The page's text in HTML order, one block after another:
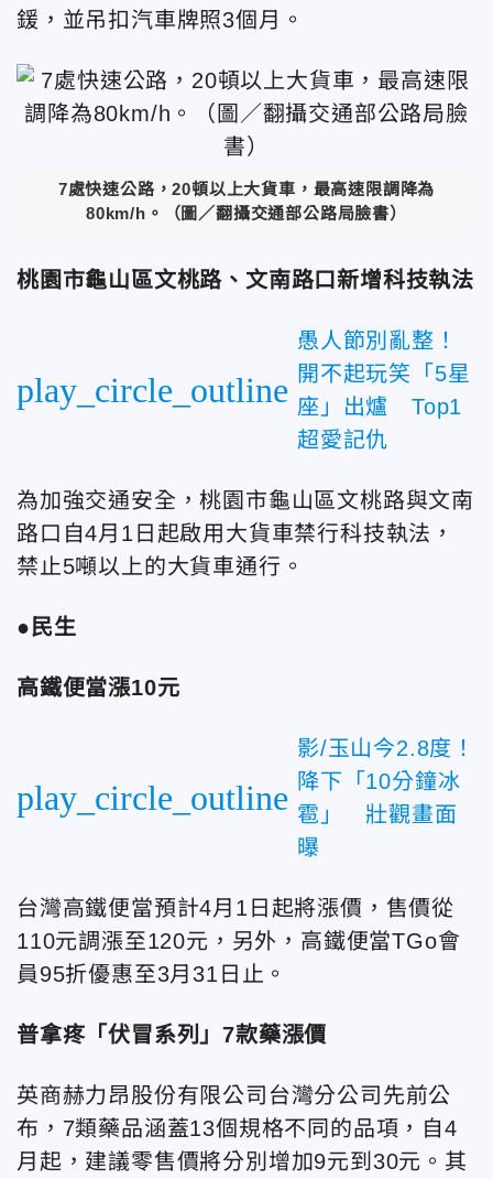
鍰，並吊扣汽車牌照3個月。
7處快速公路，20頓以上大貨車，最高速限調降為
80km/h。（圖／翻攝交通部公路局臉書）
桃園市龜山區文桃路、文南路口新增科技執法
play_circle_outline
愚人節別亂整！
開不起玩笑「5星
座」出爐 Top1
超愛記仇
為加強交通安全，桃園市龜山區文桃路與文南
路口自4月1日起啟用大貨車禁行科技執法，
禁止5噸以上的大貨車通行。
●民生
高鐵便當漲10元
play_circle_outline
影/玉山今2.8度！
降下「10分鐘冰
雹」 壯觀畫面
曝
台灣高鐵便當預計4月1日起將漲價，售價從
110元調漲至120元，另外，高鐵便當TGo會
員95折優惠至3月31日止。
普拿疼「伏冒系列」7款藥漲價
英商赫力昂股份有限公司台灣分公司先前公
布，7類藥品涵蓋13個規格不同的品項，自4
月起，建議零售價將分別增加9元到30元。其